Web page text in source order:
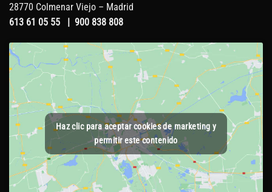
28770 Colmenar Viejo – Madrid
613 61 05 55 | 900 838 808
Haz clic para aceptar cookies de marketing y
permitir este contenido